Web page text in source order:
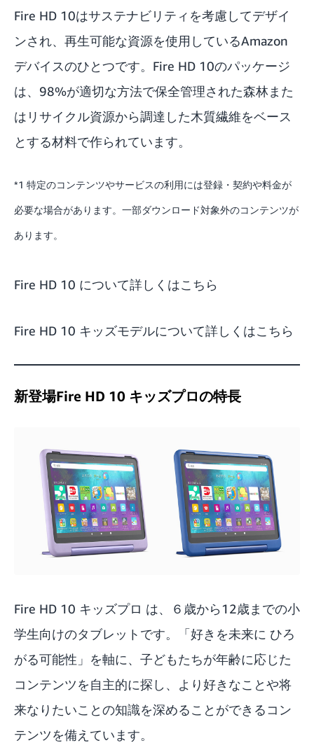
Fire HD 10はサステナビリティを考慮してデザイ
ンされ、再生可能な資源を使用しているAmazon
デバイスのひとつです。Fire HD 10のパッケージ
は、98%が適切な方法で保全管理された森林また
はリサイクル資源から調達した木質繊維をベース
とする材料で作られています。
*1 特定のコンテンツやサービスの利用には登録・契約や料金が
必要な場合があります。一部ダウンロード対象外のコンテンツが
あります。
Fire HD 10 について詳しくはこちら
Fire HD 10 キッズモデルについて詳しくはこちら
新登場Fire HD 10 キッズプロの特長
Fire HD 10 キッズプロ は、６歳から12歳までの小
学生向けのタブレットです。「好きを未来に ひろ
がる可能性」を軸に、子どもたちが年齢に応じた
コンテンツを自主的に探し、より好きなことや将
来なりたいことの知識を深めることができるコン
テンツを備えています。